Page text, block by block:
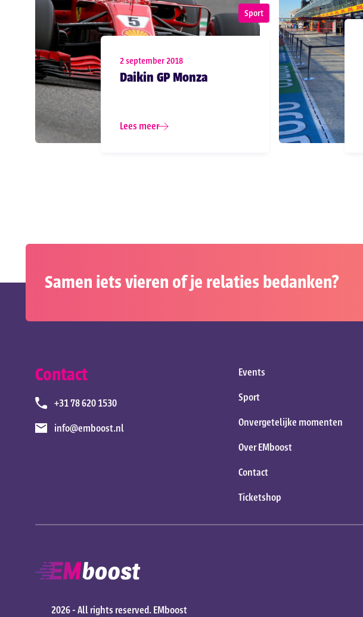
Sport
2 september 2018
Daikin GP Monza
Lees meer
Samen iets vieren of je relaties bedanken?
Contact
+31 78 620 1530
info@emboost.nl
Events
Sport
Onvergetelijke momenten
Over EMboost
Contact
Ticketshop
2026 -All rights reserved. EMboost